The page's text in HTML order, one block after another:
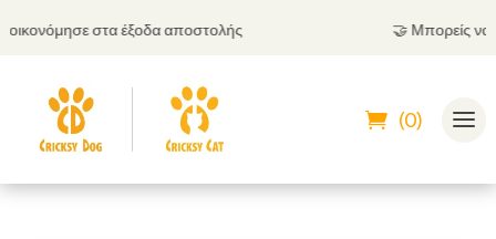
στα έξοδα αποστολής Μπορείς να
(0)